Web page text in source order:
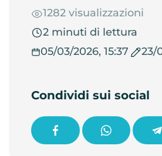
1282 visualizzazioni
2 minuti di lettura
05/03/2026, 15:37
23/
Condividi sui social